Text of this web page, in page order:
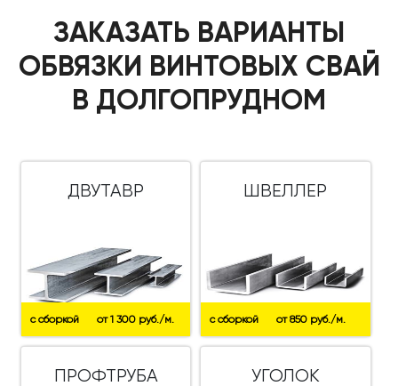
ЗАКАЗАТЬ ВАРИАНТЫ
ОБВЯЗКИ ВИНТОВЫХ СВАЙ
В ДОЛГОПРУДНОМ
ДВУТАВР
с сборкой от 1 300 руб./м.
ШВЕЛЛЕР
с сборкой от 850 руб./м.
ПРОФТРУБА УГОЛОК